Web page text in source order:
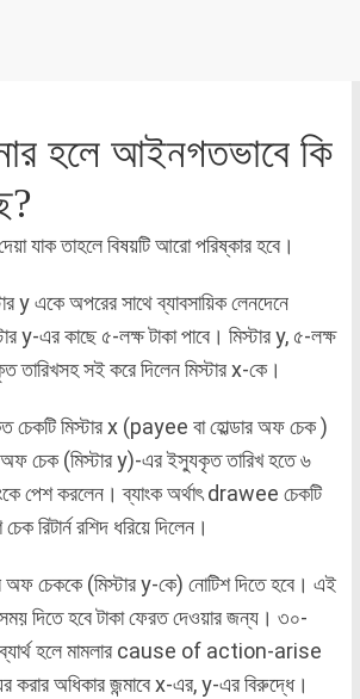
হলে আইনগতভাবে কি
যাক তাহলে বিষয়টি আরো পরিষ্কার হবে।
y একে অপরের সাথে ব্যাবসায়িক লেনদেনে
y-এর কাছে ৫-লক্ষ টাকা পাবে। মিস্টার y, ৫-লক্ষ
তারিখসহ সই করে দিলেন মিস্টার x-কে।
চেকটি মিস্টার x (payee বা হোল্ডার অফ চেক )
অফ চেক (মিস্টার y)-এর ইস্যুকৃত তারিখ হতে ৬
পেশ করলেন। ব্যাংক অর্থাৎ drawee চেকটি
রিটার্ন রশিদ ধরিয়ে দিলেন।
অফ চেককে (মিস্টার y-কে) নোটিশ দিতে হবে। এই
দিতে হবে টাকা ফেরত দেওয়ার জন্য। ৩০-
ব্যার্থ হলে মামলার cause of action-arise
করার অধিকার জন্মাবে x-এর, y-এর বিরুদ্ধে।